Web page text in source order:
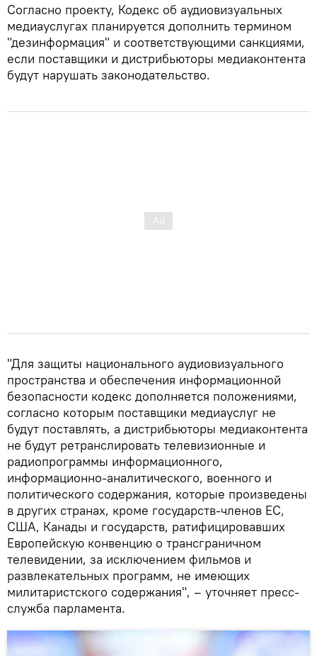
Согласно проекту, Кодекс об аудиовизуальных
медиауслугах планируется дополнить термином
"дезинформация" и соответствующими санкциями,
если поставщики и дистрибьюторы медиаконтента
будут нарушать законодательство.
"Для защиты национального аудиовизуального
пространства и обеспечения информационной
безопасности кодекс дополняется положениями,
согласно которым поставщики медиауслуг не
будут поставлять, а дистрибьюторы медиаконтента
не будут ретранслировать телевизионные и
радиопрограммы информационного,
информационно-аналитического, военного и
политического содержания, которые произведены
в других странах, кроме государств-членов ЕС,
США, Канады и государств, ратифицировавших
Европейскую конвенцию о трансграничном
телевидении, за исключением фильмов и
развлекательных программ, не имеющих
милитаристского содержания", – уточняет пресс-
служба парламента.